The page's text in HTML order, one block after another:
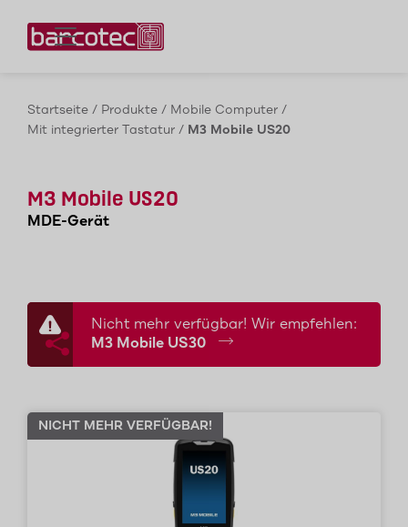
Startseite / Produkte / Mobile Computer /
Mit integrierter Tastatur / M3 Mobile US20
M3 Mobile US20
MDE-Gerät
Nicht mehr verfügbar! Wir empfehlen:
M3 Mobile US30
NICHT MEHR VERFÜGBAR!
Kontaktieren Sie uns!